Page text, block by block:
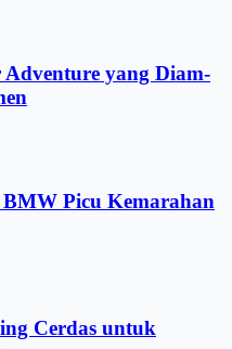
yang Diam-
Picu Kemarahan
Cerdas untuk